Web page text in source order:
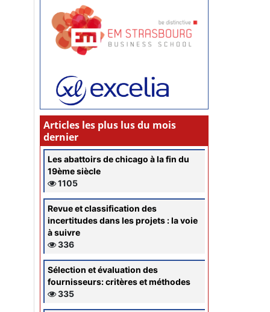
Articles les plus lus du mois
dernier
Les abattoirs de chicago à la fin du
19ème siècle
1105
Revue et classification des
incertitudes dans les projets : la voie
à suivre
336
Sélection et évaluation des
fournisseurs: critères et méthodes
335